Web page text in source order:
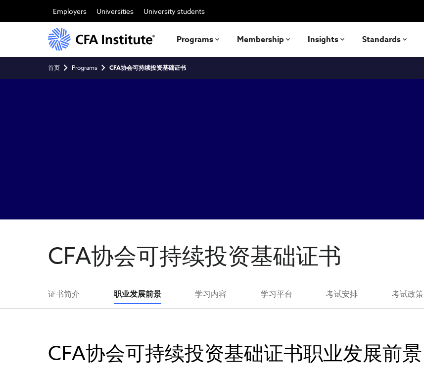
到
容
Employers Universities University students
Programs Membership Insights Standards
面
首页 Programs CFA协会可持续投资基础证书
CFA协会可持续投资基础证书
证书简介 职业发展前景 学习内容 学习平台 考试安排 考试政策
CFA协会可持续投资基础证书职业发展前景